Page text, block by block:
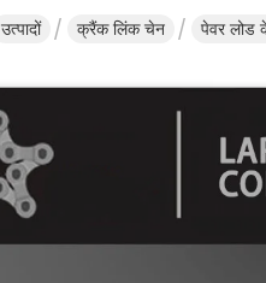
उत्पादों क्रैंक लिंक चेन पेवर लोड